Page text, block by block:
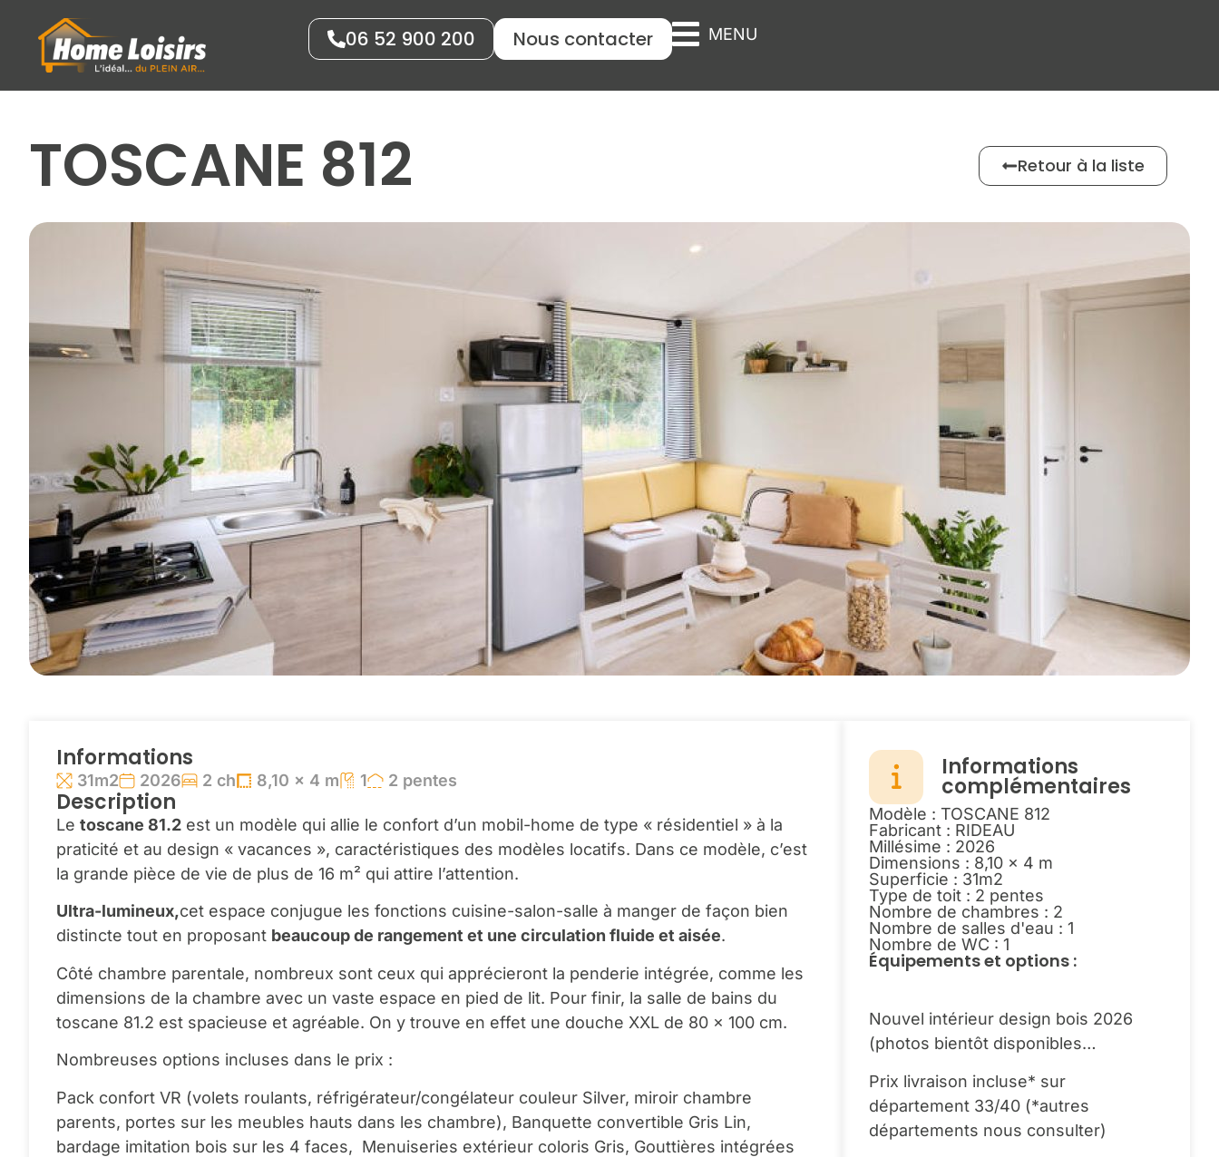
06 52 900 200 Nous contacter MENU
TOSCANE 812 Retour à la liste
Informations
31m2 2026 2 ch 8,10 x 4 m 1 2 pentes
Description
Le toscane 81.2 est un modèle qui allie le confort d’un mobil-home de type « résidentiel » à la
praticité et au design « vacances », caractéristiques des modèles locatifs. Dans ce modèle, c’est
la grande pièce de vie de plus de 16 m² qui attire l’attention.
Ultra-lumineux,cet espace conjugue les fonctions cuisine-salon-salle à manger de façon bien
distincte tout en proposant beaucoup de rangement et une circulation fluide et aisée.
Côté chambre parentale, nombreux sont ceux qui apprécieront la penderie intégrée, comme les
dimensions de la chambre avec un vaste espace en pied de lit. Pour finir, la salle de bains du
toscane 81.2 est spacieuse et agréable. On y trouve en effet une douche XXL de 80 x 100 cm.
Nombreuses options incluses dans le prix :
Pack confort VR (volets roulants, réfrigérateur/congélateur couleur Silver, miroir chambre
parents, portes sur les meubles hauts dans les chambre), Banquette convertible Gris Lin,
bardage imitation bois sur les 4 faces, Menuiseries extérieur coloris Gris, Gouttières intégrées
Informations
complémentaires
Modèle : TOSCANE 812
Fabricant : RIDEAU
Millésime : 2026
Dimensions : 8,10 x 4 m
Superficie : 31m2
Type de toit : 2 pentes
Nombre de chambres : 2
Nombre de salles d'eau : 1
Nombre de WC : 1
Équipements et options :
Nouvel intérieur design bois 2026
(photos bientôt disponibles…
Prix livraison incluse* sur
département 33/40 (*autres
départements nous consulter)